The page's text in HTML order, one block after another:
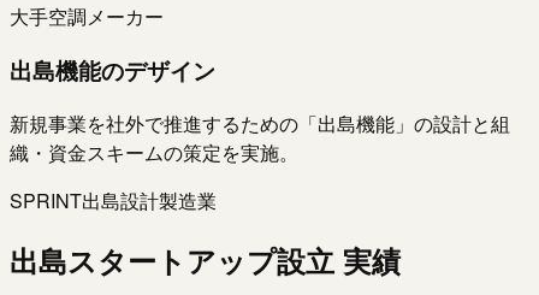
大手空調メーカー
出島機能のデザイン
新規事業を社外で推進するための「出島機能」の設計と組
織・資金スキームの策定を実施。
SPRINT出島設計製造業
出島スタートアップ設立 実績